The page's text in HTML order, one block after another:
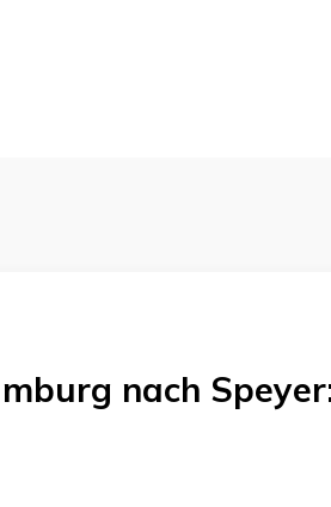
nach Speyer